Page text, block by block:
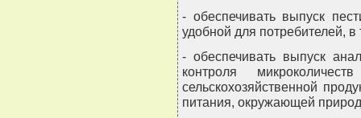
- обеспечивать выпуск
удобной для потребителей,
- обеспечивать выпуск
контроля
сельскохозяйственной
питания, окружающей